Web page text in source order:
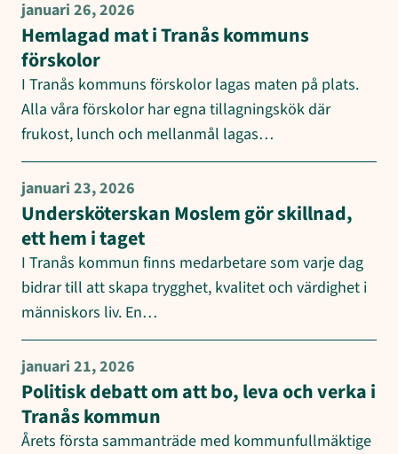
januari 26, 2026
Hemlagad mat i Tranås kommuns
förskolor
I Tranås kommuns förskolor lagas maten på plats.
Alla våra förskolor har egna tillagningskök där
frukost, lunch och mellanmål lagas…
januari 23, 2026
Undersköterskan Moslem gör skillnad,
ett hem i taget
I Tranås kommun finns medarbetare som varje dag
bidrar till att skapa trygghet, kvalitet och värdighet i
människors liv. En…
januari 21, 2026
Politisk debatt om att bo, leva och verka i
Tranås kommun
Årets första sammanträde med kommunfullmäktige